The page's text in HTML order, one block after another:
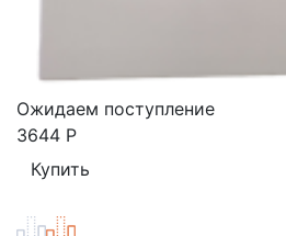
Ожидаем поступление
3644 Р